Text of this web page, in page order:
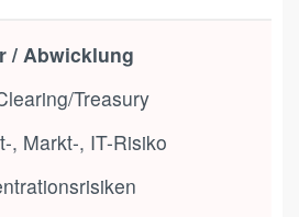
/ Abwicklung
Treasury
, Markt-, IT-Risiko